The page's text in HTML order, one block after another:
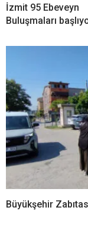
İzmit 95 Ebeveyn
Buluşmaları
Büyükşehir